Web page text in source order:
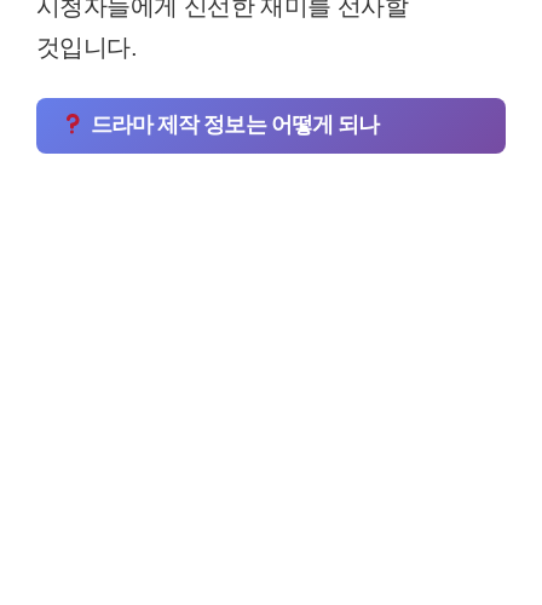
시청자들에게 신선한 재미를 선사할
것입니다.
드라마 제작 정보는 어떻게 되나